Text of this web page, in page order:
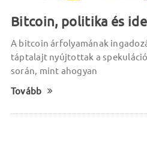
Bitcoin, politika és
A bitcoin árfolyamának
táptalajt nyújtottak a
során, mint ahogyan
Tovább